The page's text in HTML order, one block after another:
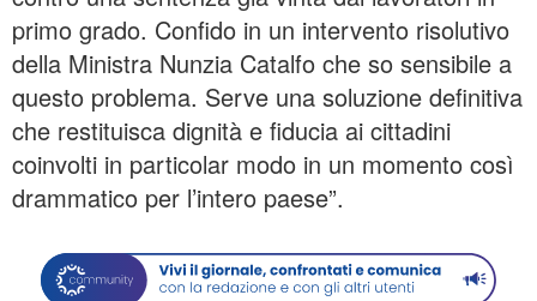
primo grado. Confido in un intervento risolutivo
della Ministra Nunzia Catalfo che so sensibile a
questo problema. Serve una soluzione definitiva
che restituisca dignità e fiducia ai cittadini
coinvolti in particolar modo in un momento così
drammatico per l’intero paese”.